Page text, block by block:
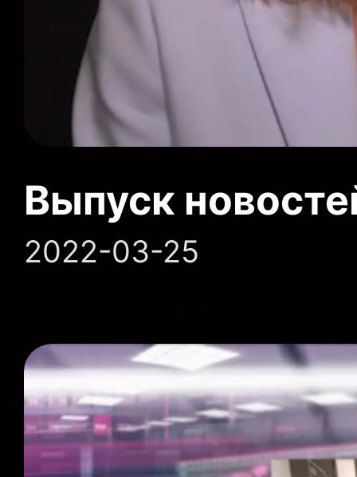
Выпуск
2022-03-25